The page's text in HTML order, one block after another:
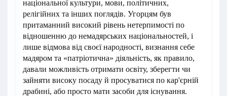
національної культури, мови, політичних,
релігійних та інших поглядів. Угорцям був
притаманний високий рівень нетерпимості по
відношенню до немадярських національностей, і
лише відмова від своєї народності, визнання себе
мадяром та «патріотична» діяльність, як правило,
давали можливість отримати освіту, зберегти чи
зайняти високу посаду й просуватися по кар'єрній
драбині, або просто мати засоби для існування.